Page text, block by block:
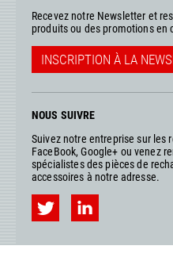
Recevez notre Newsletter et
produits ou des promotions en
INSCRIPTION À LA
NOUS SUIVRE
Suivez notre entreprise sur les
FaceBook, Google+ ou venez
spécialistes des pièces de
accessoires à notre adresse.